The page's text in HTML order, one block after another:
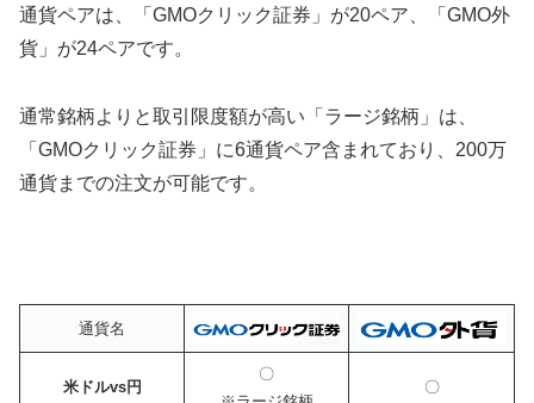
通貨ペアは、「GMOクリック証券」が20ペア、「GMO外
貨」が24ペアです。
通常銘柄よりと取引限度額が高い「ラージ銘柄」は、
「GMOクリック証券」に6通貨ペア含まれており、200万
通貨までの注文が可能です。
通貨名
米ドルvs円
〇
〇